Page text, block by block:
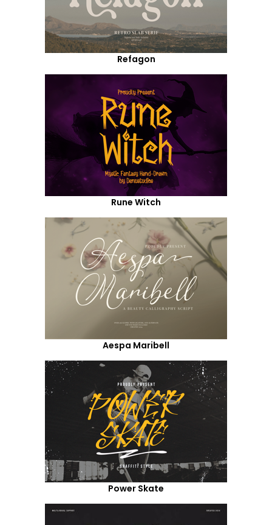
Refagon
Rune Witch
Aespa Maribell
Power Skate